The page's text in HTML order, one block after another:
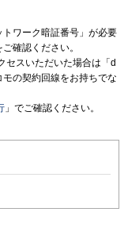
トワーク暗証番号」が必要
ご確認ください。
セスいただいた場合は「d
の契約回線をお持ちでな
」でご確認ください。